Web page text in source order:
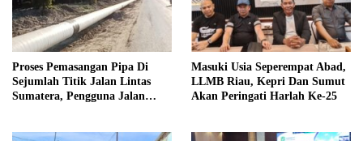
Proses Pemasangan Pipa Di
Sejumlah Titik Jalan Lintas
Sumatera, Pengguna Jalan
Masuki Usia Seperempat Abad,
LLMB Riau, Kepri Dan Sumut
Akan Peringati Harlah Ke-25